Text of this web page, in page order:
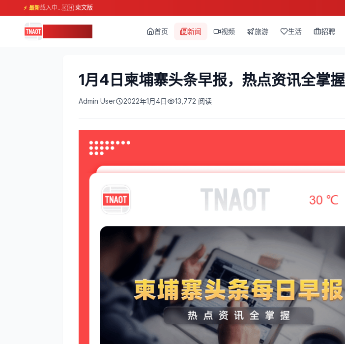
⚡ 最新载入中...🇰🇭 柬文版
首页 新闻 视频 旅游 生活 招聘
1月4日柬埔寨头条早报，热点资讯全掌握
Admin User 2022年1月4日 13,772 阅读